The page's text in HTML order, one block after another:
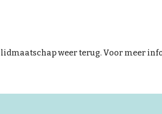
lidmaatschap weer terug. Voor meer